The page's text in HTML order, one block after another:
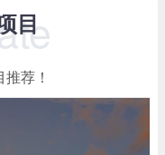
目
荐！